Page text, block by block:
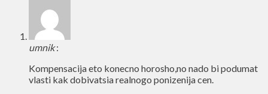
umnik :
Kompensacija eto konecno horosho,no nado bi podumat
vlasti kak dobivatsia realnogo ponizenija cen.